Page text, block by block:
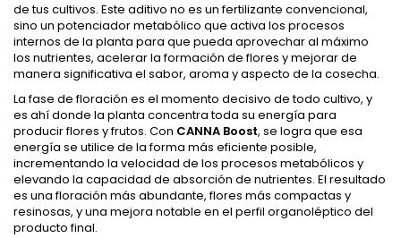
de tus cultivos. Este aditivo no es un fertilizante convencional,
sino un potenciador metabólico que activa los procesos
internos de la planta para que pueda aprovechar al máximo
los nutrientes, acelerar la formación de flores y mejorar de
manera significativa el sabor, aroma y aspecto de la cosecha.
La fase de floración es el momento decisivo de todo cultivo, y
es ahí donde la planta concentra toda su energía para
producir flores y frutos. Con CANNA Boost, se logra que esa
energía se utilice de la forma más eficiente posible,
incrementando la velocidad de los procesos metabólicos y
elevando la capacidad de absorción de nutrientes. El resultado
es una floración más abundante, flores más compactas y
resinosas, y una mejora notable en el perfil organoléptico del
producto final.